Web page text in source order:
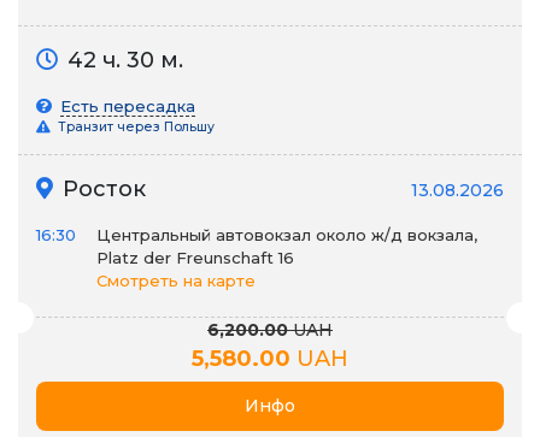
42 ч. 30 м.
Есть пересадка
Транзит через Польшу
Росток 13.08.2026
16:30
Центральный автовокзал около ж/д вокзала,
Platz der Freunschaft 16
Смотреть на карте
6,200.00UAH
5,580.00 UAH
Инфо